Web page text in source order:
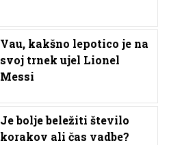
Vau, kakšno lepotico je na
svoj trnek ujel Lionel
Messi
Je bolje beležiti število
korakov ali čas vadbe?